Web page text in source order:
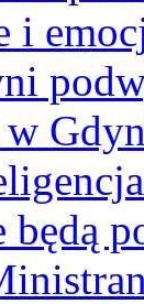
i
w
będą